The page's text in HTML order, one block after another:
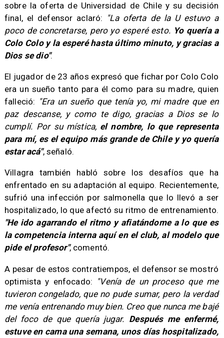
sobre la oferta de Universidad de Chile y su decisión
final, el defensor aclaró: "La oferta de la U estuvo a
poco de concretarse, pero yo esperé esto. Yo quería a
Colo Colo y la esperé hasta último minuto, y gracias a
Dios se dio".
El jugador de 23 años expresó que fichar por Colo Colo
era un sueño tanto para él como para su madre, quien
falleció: "Era un sueño que tenía yo, mi madre que en
paz descanse, y como te digo, gracias a Dios se lo
cumplí. Por su mística, el nombre, lo que representa
para mí, es el equipo más grande de Chile y yo quería
estar acá", señaló.
Villagra también habló sobre los desafíos que ha
enfrentado en su adaptación al equipo. Recientemente,
sufrió una infección por salmonella que lo llevó a ser
hospitalizado, lo que afectó su ritmo de entrenamiento.
"He ido agarrando el ritmo y afiatándome a lo que es
la competencia interna aquí en el club, al modelo que
pide el profesor", comentó.
A pesar de estos contratiempos, el defensor se mostró
optimista y enfocado: "Venía de un proceso que me
tuvieron congelado, que no pude sumar, pero la verdad
me venía entrenando muy bien. Creo que nunca me bajé
del foco de que quería jugar. Después me enfermé,
estuve en cama una semana, unos días hospitalizado,